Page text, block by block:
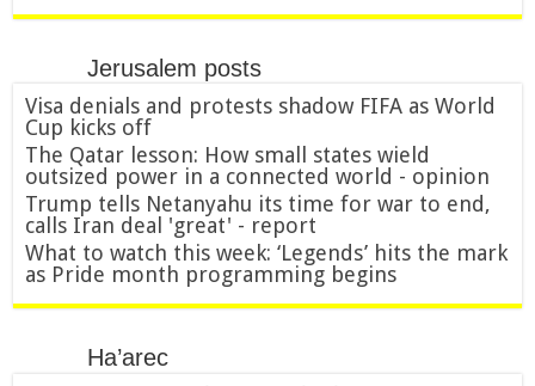
Jerusalem posts
Visa denials and protests shadow FIFA as World
Cup kicks off
The Qatar lesson: How small states wield
outsized power in a connected world - opinion
Trump tells Netanyahu its time for war to end,
calls Iran deal 'great' - report
What to watch this week: ‘Legends’ hits the mark
as Pride month programming begins
Ha’arec